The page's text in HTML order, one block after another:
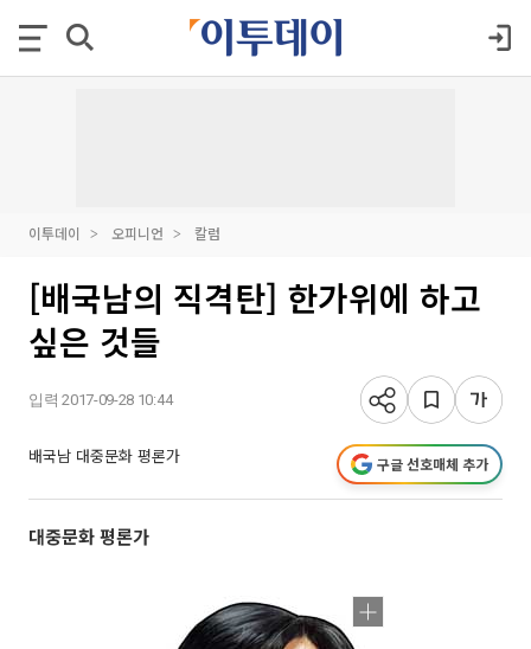
이투데이 오피니언 칼럼
[배국남의 직격탄] 한가위에 하고
싶은 것들
입력 2017-09-28 10:44
배국남 대중문화 평론가 구글 선호매체 추가
대중문화 평론가